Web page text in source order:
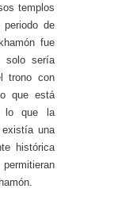
templos
de
fue
solo sería
trono con
que está
lo que la
existía una
histórica